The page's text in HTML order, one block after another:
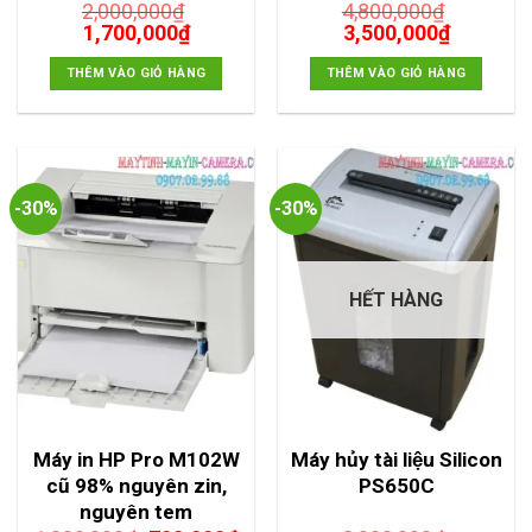
2,000,000₫
Giá
gốc
là:
2,000,000₫.
1,700,000₫Giá
hiện
tại
là:
1,700,000₫.
THÊM VÀO GIỎ HÀNG
4,800,000₫
Giá
gốc
là:
4,800,000₫.
3,500,000₫Giá
hiện
tại
là:
THÊM VÀO GIỎ HÀNG
-30%
Máy in HP Pro M102W
cũ 98% nguyên zin,
nguyên tem
-30%
HẾT HÀNG
Máy hủy tài liệu Silicon
PS650C